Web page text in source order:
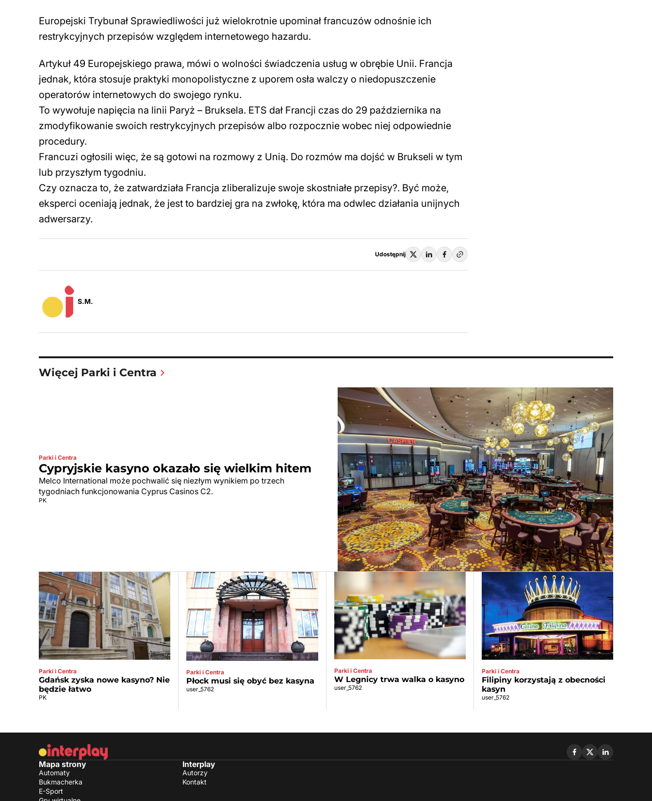
Europejski Trybunał Sprawiedliwości już wielokrotnie upominał francuzów odnośnie ich
restrykcyjnych przepisów względem internetowego hazardu.
Artykuł 49 Europejskiego prawa, mówi o wolności świadczenia usług w obrębie Unii. Francja
jednak, która stosuje praktyki monopolistyczne z uporem osła walczy o niedopuszczenie
operatorów internetowych do swojego rynku.
To wywołuje napięcia na linii Paryż – Bruksela. ETS dał Francji czas do 29 października na
zmodyfikowanie swoich restrykcyjnych przepisów albo rozpocznie wobec niej odpowiednie
procedury.
Francuzi ogłosili więc, że są gotowi na rozmowy z Unią. Do rozmów ma dojść w Brukseli w tym
lub przyszłym tygodniu.
Czy oznacza to, że zatwardziała Francja zliberalizuje swoje skostniałe przepisy?. Być może,
eksperci oceniają jednak, że jest to bardziej gra na zwłokę, która ma odwlec działania unijnych
adwersarzy.
Udostępnij
S.M.
Więcej Parki i Centra
Parki i Centra
Cypryjskie kasyno okazało się wielkim hitem
Melco International może pochwalić się niezłym wynikiem po trzech
tygodniach funkcjonowania Cyprus Casinos C2.
PK
Parki i Centra
Gdańsk zyska nowe kasyno? Nie
będzie łatwo
PK
Parki i Centra
Płock musi się obyć bez kasyna
user_5762
Parki i Centra
W Legnicy trwa walka o kasyno
user_5762
Parki i Centra
Filipiny korzystają z obecności
kasyn
user_5762
Mapa strony
Automaty
Bukmacherka
E-Sport
Interplay
Autorzy
Kontakt